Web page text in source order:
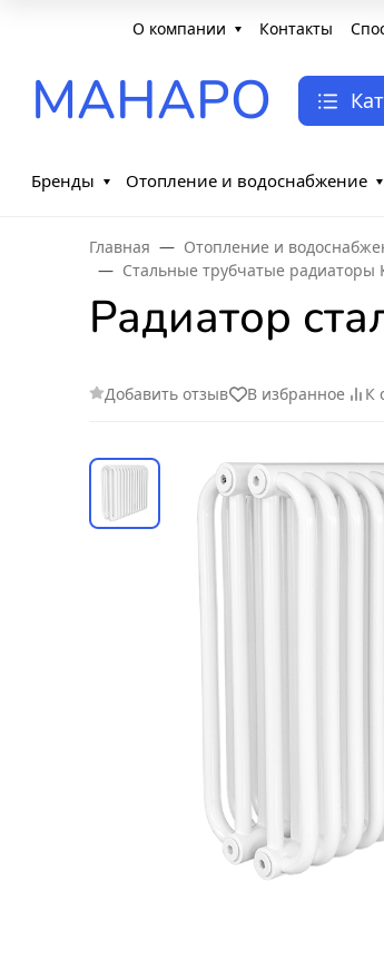
О компании Контакты
МАНАРО
Бренды Отопление и водоснабжение
Главная Отопление и
Стальные трубчатые радиаторы
Радиатор
Добавить отзыв В избранное К